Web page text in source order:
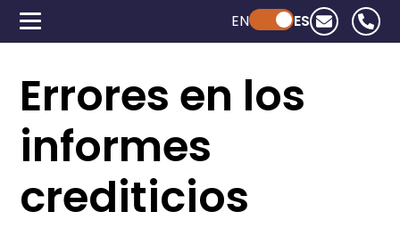
Powered by ChatGPT
EN ES
Errores en los
informes
crediticios